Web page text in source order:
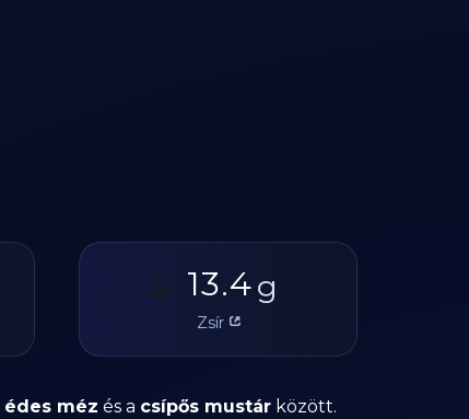
🫒 13.4g
Zsír
édes méz és a csípős mustár között.